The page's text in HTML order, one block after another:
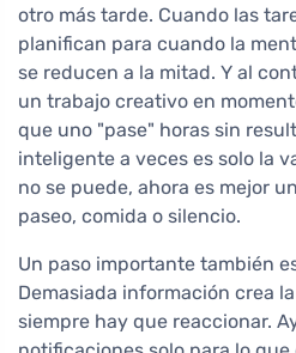
otro más tarde. Cuando las
planifican para cuando la
se reducen a la mitad. Y al
un trabajo creativo en
que uno "pase" horas sin
inteligente a veces es solo la
no se puede, ahora es mejor
paseo, comida o silencio.
Un paso importante también
Demasiada información crea
siempre hay que reaccionar.